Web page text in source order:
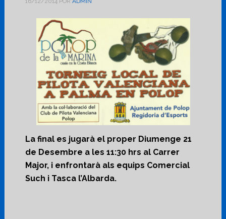
La final es jugarà el proper Diumenge 21
de Desembre a les 11:30 hrs al Carrer
Major, i enfrontarà als equips Comercial
Such i Tasca l’Albarda.